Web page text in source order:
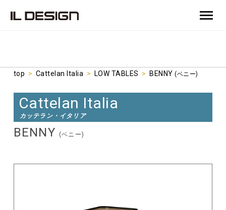
top > Cattelan Italia > LOW TABLES > BENNY(ベニー)
Cattelan Italia
カッテラン・イタリア
BENNY (ベニー)